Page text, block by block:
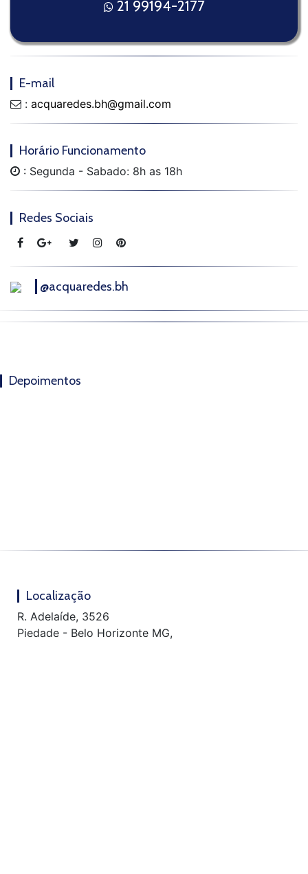
21 99194-2177
E-mail
: acquaredes.bh@gmail.com
Horário Funcionamento
: Segunda - Sabado: 8h as 18h
Redes Sociais
@acquaredes.bh
Depoimentos
Localização
R. Adelaíde, 3526
Piedade - Belo Horizonte MG,